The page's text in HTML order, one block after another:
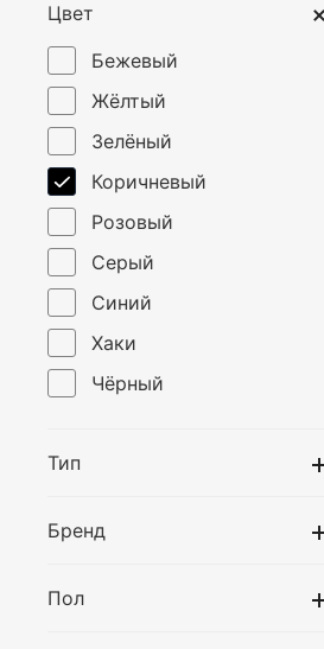
Цвет
Бежевый
Жёлтый
Зелёный
Коричневый
Розовый
Серый
Синий
Хаки
Чёрный
Тип
Бренд
Пол